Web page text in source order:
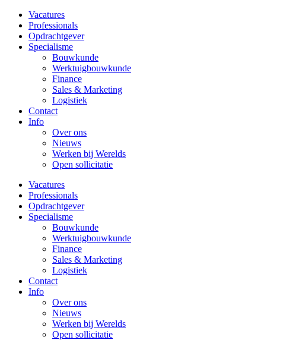
Vacatures
Professionals
Opdrachtgever
Specialisme
Bouwkunde
Werktuigbouwkunde
Finance
Sales & Marketing
Logistiek
Contact
Info
Over ons
Nieuws
Werken bij Werelds
Open sollicitatie
Vacatures
Professionals
Opdrachtgever
Specialisme
Bouwkunde
Werktuigbouwkunde
Finance
Sales & Marketing
Logistiek
Contact
Info
Over ons
Nieuws
Werken bij Werelds
Open sollicitatie